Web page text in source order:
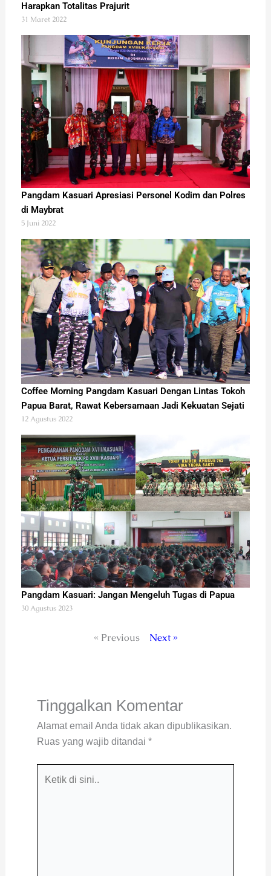
Harapkan Totalitas Prajurit
31 Maret 2022
Pangdam Kasuari Apresiasi Personel Kodim dan Polres
di Maybrat
5 Juni 2022
Coffee Morning Pangdam Kasuari Dengan Lintas Tokoh
Papua Barat, Rawat Kebersamaan Jadi Kekuatan Sejati
12 Agustus 2022
Pangdam Kasuari: Jangan Mengeluh Tugas di Papua
30 Agustus 2023
« Previous Next »
Tinggalkan Komentar
Alamat email Anda tidak akan dipublikasikan.
Ruas yang wajib ditandai *